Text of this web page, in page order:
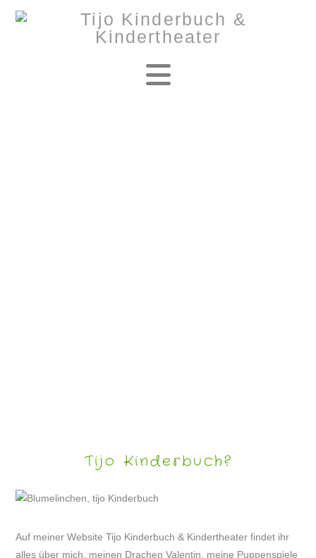
Navigation
Tijo Kinderbuch?
Auf meiner Website Tijo Kinderbuch & Kindertheater findet ihr
alles über mich , meinen Drachen Valentin , meine Puppenspiele